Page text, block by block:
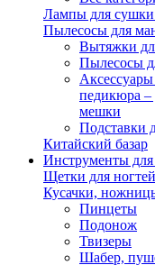
Лампы для сушки
Пылесосы для
Вытяжки
Пылесосы
педикюра –
мешки
Подставки
Китайский базар
Инструменты
Щетки для ногтей
Кусачки,
Пинцеты
Подонож
Твизеры
Шабер,